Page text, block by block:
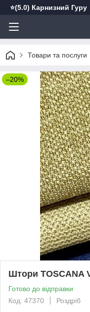
⭐️(5.0) Карнизний Гуру
Товари та послуги
–20%
Штори TOSCANA
Готово до відправки
Код: 47370
Роздріб